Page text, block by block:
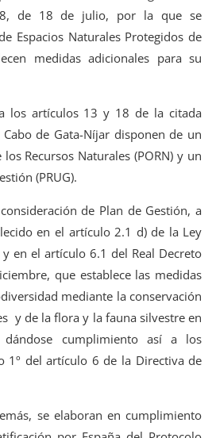
de 18 de julio, por la que se
Espacios Naturales Protegidos de
medidas adicionales para su
los artículos 13 y 18 de la citada
de Gata-Níjar disponen de un
Recursos Naturales (PORN) y un
(PRUG).
de Plan de Gestión, a
en el artículo 2.1 d) de la Ley
en el artículo 6.1 del Real Decreto
que establece las medidas
mediante la conservación
y de la flora y la fauna silvestre en
cumplimiento así a los
1º del artículo 6 de la Directiva de
se elaboran en cumplimiento